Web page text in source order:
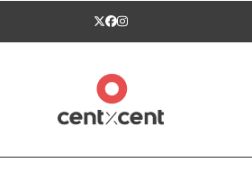
Twitter
Facebook
Instagram